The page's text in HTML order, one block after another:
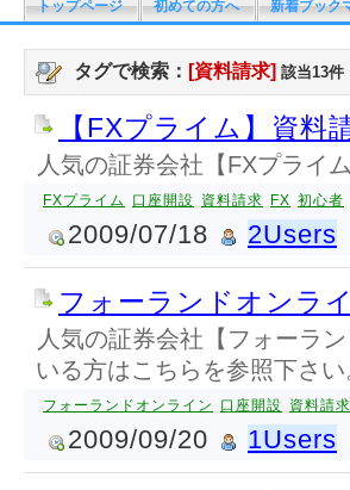
トップページ 初めての方へ 新着ブック
タグで検索： [資料請求] 該当13件
【FXプライム】資料
人気の証券会社【FXプライ
FXプライム 口座開設 資料請求 FX 初心者
2009/07/18 2Users
フォーランドオンラ
人気の証券会社【フォーラ
いる方はこちらを参照下さい
フォーランドオンライン 口座開設 資料請求
2009/09/20 1Users